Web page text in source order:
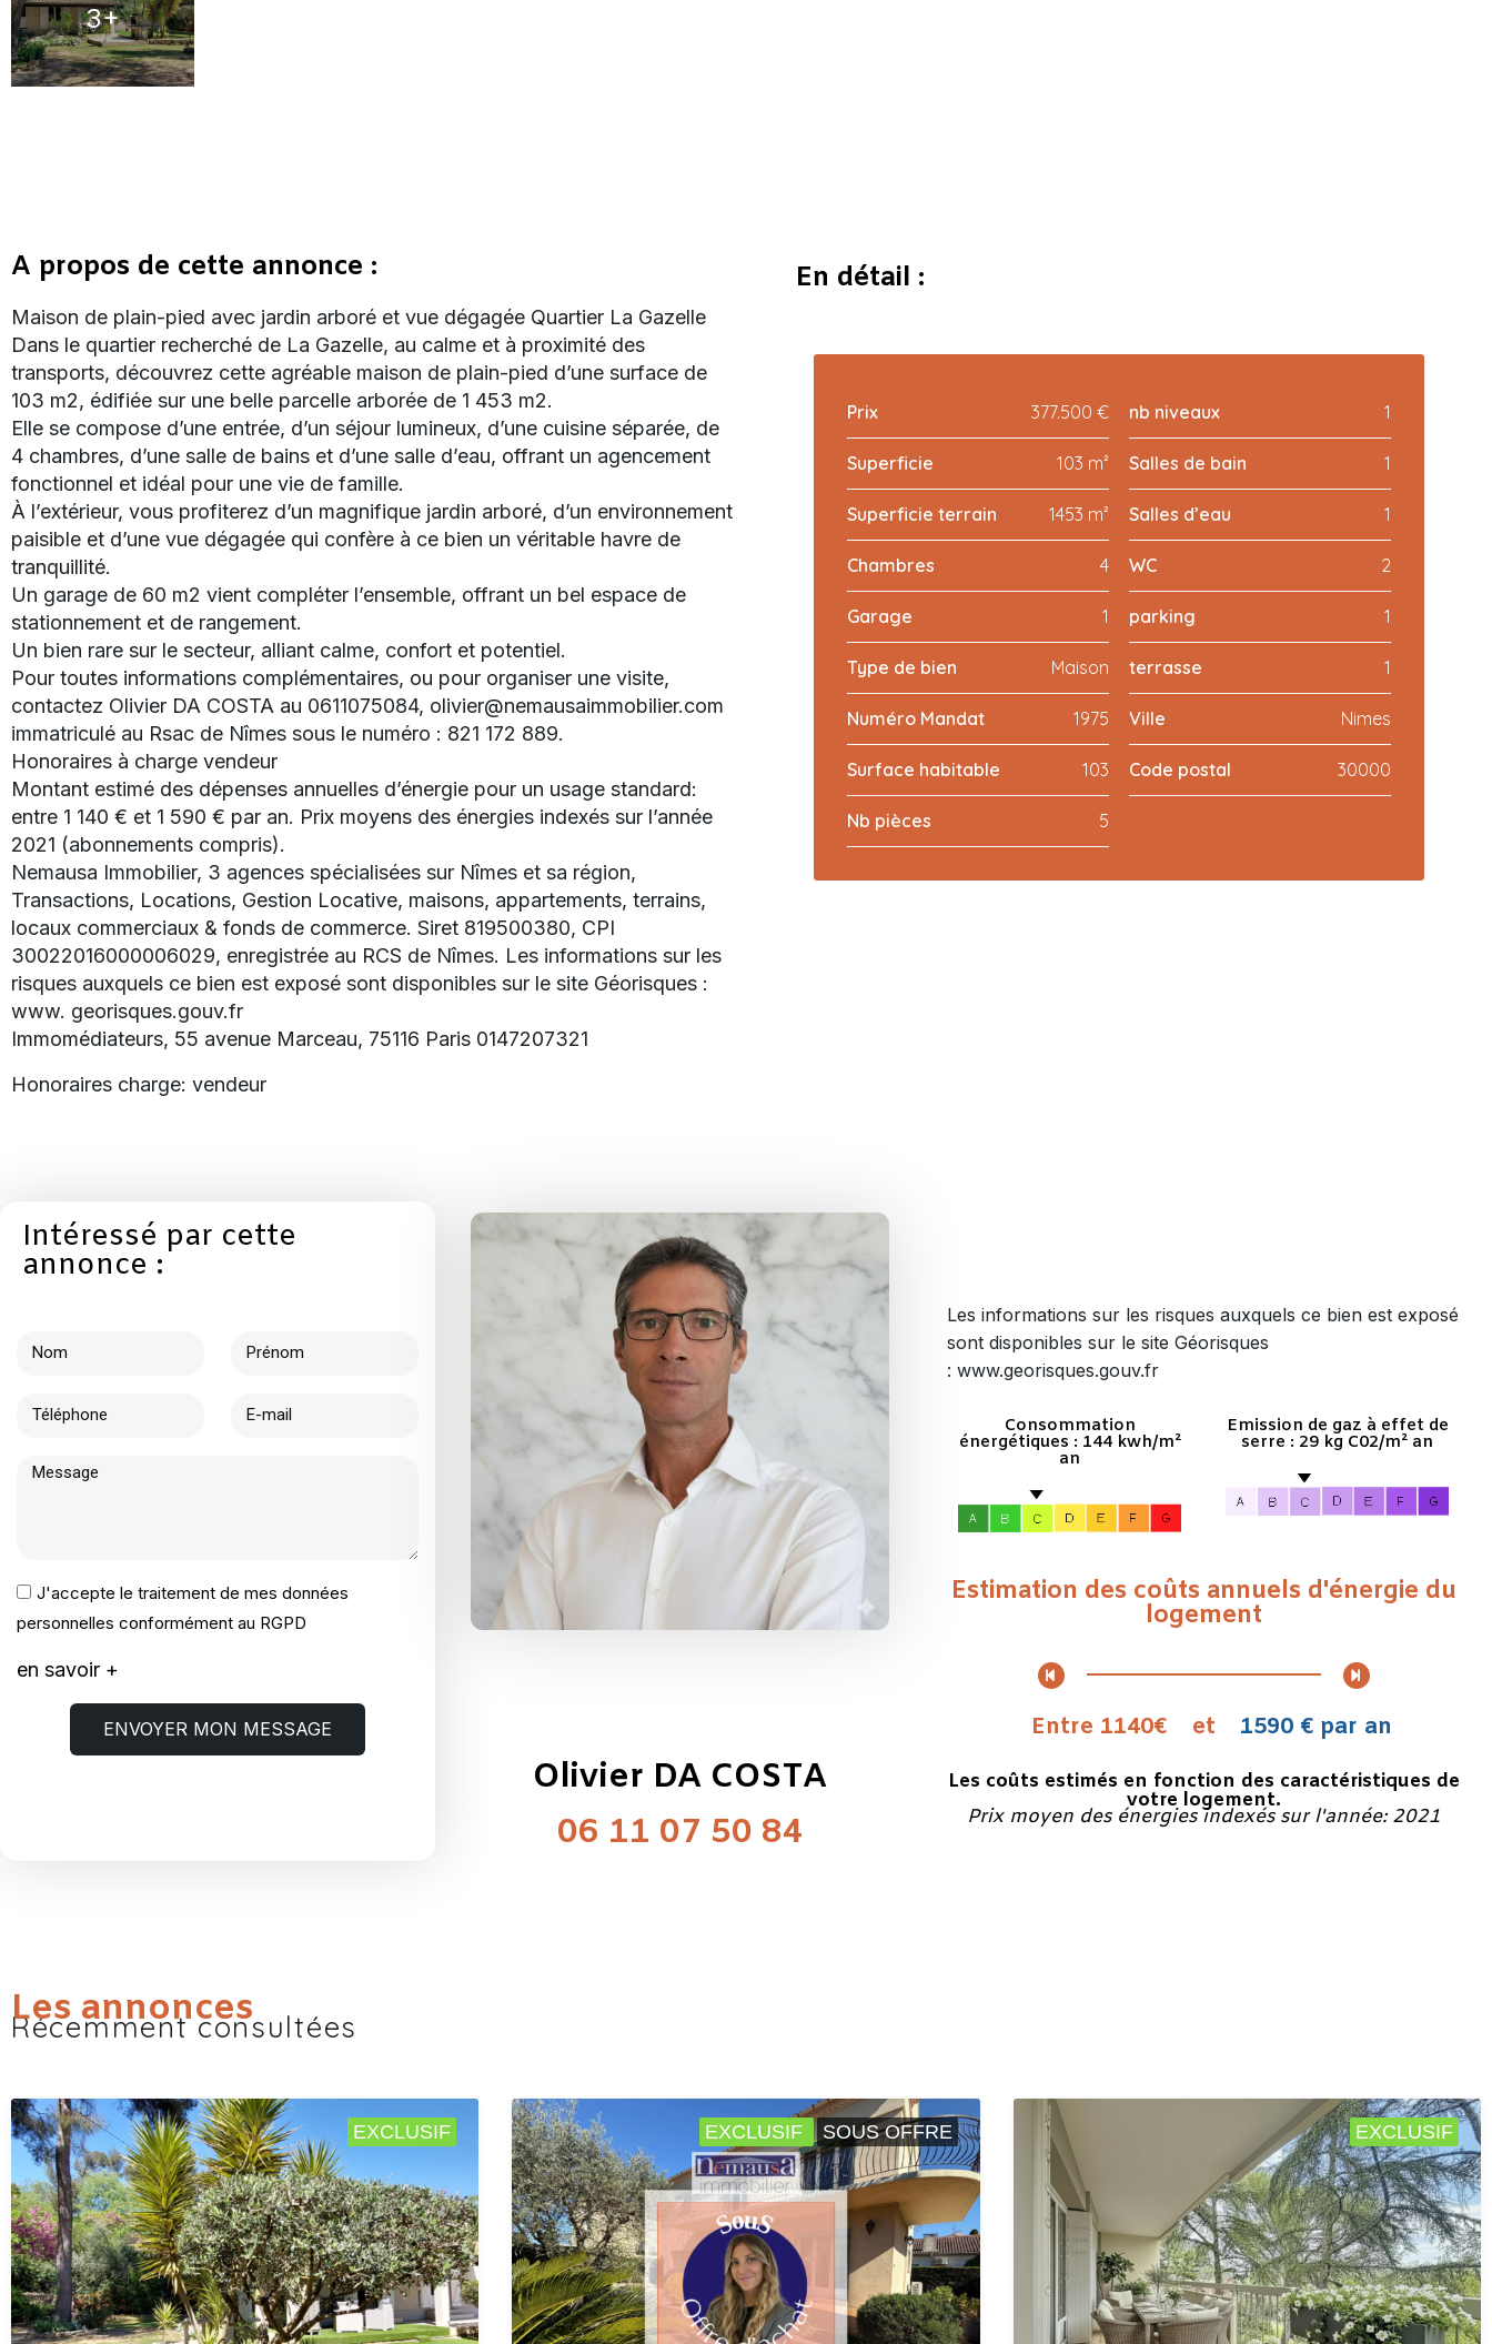
3+
A propos de cette annonce :
Maison de plain-pied avec jardin arboré et vue dégagée Quartier La Gazelle
Dans le quartier recherché de La Gazelle, au calme et à proximité des
transports, découvrez cette agréable maison de plain-pied d’une surface de
103 m2, édifiée sur une belle parcelle arborée de 1 453 m2.
Elle se compose d’une entrée, d’un séjour lumineux, d’une cuisine séparée, de
4 chambres, d’une salle de bains et d’une salle d’eau, offrant un agencement
fonctionnel et idéal pour une vie de famille.
À l’extérieur, vous profiterez d’un magnifique jardin arboré, d’un environnement
paisible et d’une vue dégagée qui confère à ce bien un véritable havre de
tranquillité.
Un garage de 60 m2 vient compléter l’ensemble, offrant un bel espace de
stationnement et de rangement.
Un bien rare sur le secteur, alliant calme, confort et potentiel.
Pour toutes informations complémentaires, ou pour organiser une visite,
contactez Olivier DA COSTA au 0611075084, olivier@nemausaimmobilier.com
immatriculé au Rsac de Nîmes sous le numéro : 821 172 889.
Honoraires à charge vendeur
Montant estimé des dépenses annuelles d’énergie pour un usage standard:
entre 1 140 € et 1 590 € par an. Prix moyens des énergies indexés sur l’année
2021 (abonnements compris).
Nemausa Immobilier, 3 agences spécialisées sur Nîmes et sa région,
Transactions, Locations, Gestion Locative, maisons, appartements, terrains,
locaux commerciaux & fonds de commerce. Siret 819500380, CPI
30022016000006029, enregistrée au RCS de Nîmes. Les informations sur les
risques auxquels ce bien est exposé sont disponibles sur le site Géorisques :
www. georisques.gouv.fr
Immomédiateurs, 55 avenue Marceau, 75116 Paris 0147207321
Honoraires charge: vendeur
En détail :
Prix 377.500 €
Superficie 103 m²
Superficie terrain 1453 m²
Chambres 4
Garage 1
Type de bien Maison
Numéro Mandat 1975
Surface habitable 103
Nb pièces 5
nb niveaux 1
Salles de bain 1
Salles d’eau 1
WC 2
parking 1
terrasse 1
Ville Nimes
Code postal 30000
Intéressé par cette
annonce :
J'accepte le traitement de mes données
personnelles conformément au RGPD
en savoir +
ENVOYER MON MESSAGE
Olivier DA COSTA
06 11 07 50 84
Les informations sur les risques auxquels ce bien est exposé
sont disponibles sur le site Géorisques
: www.georisques.gouv.fr
Consommation
énergétiques : 144 kwh/m²
an
Emission de gaz à effet de
serre : 29 kg C02/m² an
Estimation des coûts annuels d'énergie du
logement
Entre 1140€ et 1590 € par an
Les coûts estimés en fonction des caractéristiques de
votre logement.
Prix moyen des énergies indexés sur l'année: 2021
Les annonces
Récemment consultées
EXCLUSIF EXCLUSIF SOUS OFFRE EXCLUSIF